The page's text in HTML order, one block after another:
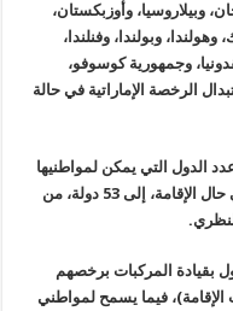
وبيلاروسيا، وأوزبكستان،
وبولندا، وفنلندا،
وجمهورية كوسوفو،
الرخصة الإماراتية في حالة
الدول التي يمكن لمواطنيها
استبدال رخصهم الوطنية برخصة إماراتية، في حال الإقامة، إلى 53 دولة، من
تلك الدول بقيادة المركبات برخصهم
الإقامة)، فيما يسمح لمواطني